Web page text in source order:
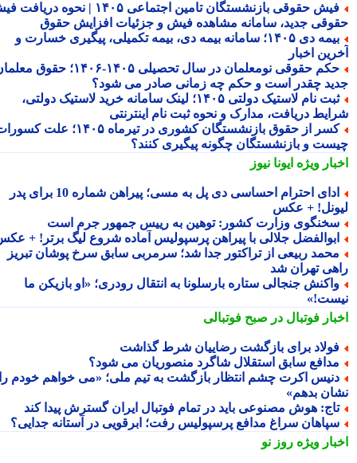
فیش حقوقی بازنشستگان تامین اجتماعی ۱۴۰۵ | نحوه دریافت فیش
جدید، سامانه مشاهده فیش و جزئیات افزایش حقوق
بیمه دی ۱۴۰۵؛ سامانه بیمه دی، بیمه تکمیلی، پیگیری خسارت و
اخبار
حکم حقوقی نومعلمان در سال تحصیلی ۱۴۰۵-۱۴۰۶؛ حقوق معلمان
چقدر است و حکم چه زمانی صادر می شود؟
ثبت نام لاستیک دولتی ۱۴۰۵؛ لینک سامانه خرید لاستیک دولتی،
دریافت، مدارک و نحوه ثبت نام اینترنتی
کسر از حقوق بازنشستگان کشوری در تیرماه ۱۴۰۵؛ علت کسورات
و بازنشستگان چگونه پیگیری کنند؟
ویژهایونا نیوز
ادای احترام احساسی دی پل به مسی؛ پیراهن شماره 10 برای پدر
+ عکس
وزارت کشور: توهین به رییس جمهور جرم است
جلالی با پیراهن پرسپولیس آماده شروع لیگ برتر! + عکس
ربیعی از تراکتور جدا شد؛ سرمربی سابق سرخ پوشان تبریز
تهران شد
جنجالی ستاره بارسلونا به انتقال رودری؛ «او بازیکن ما
فوتبال در صبح فوتبالی
برای بازگشت رضاییان شرط گذاشت
سابق استقلال شاگرد منصوریان می شود؟
اکرت چشم انتظار بازگشت به تیم ملی؛ «می خواهم خودم را
بدهم»
هوش مصنوعی باید در تمام فوتبال ایران گسترش پیدا کند
سراغ مدافع پرسپولیس رفت؛ ابرقویی در آستانه جدایی؟
ویژهروز نو